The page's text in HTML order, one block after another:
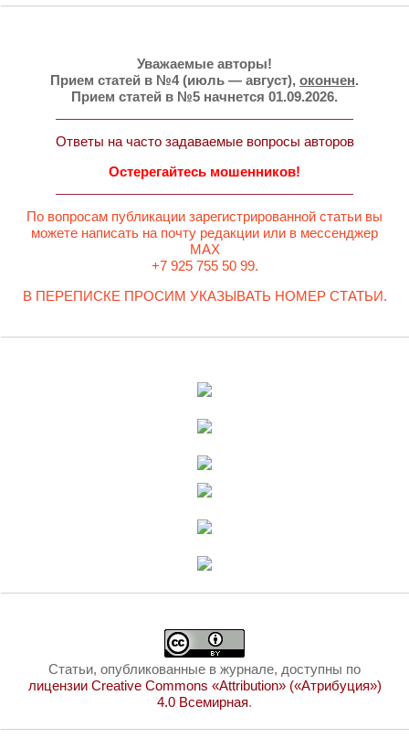
Уважаемые авторы!
Прием статей в №4 (июль — август), окончен.
Прием статей в №5 начнется 01.09.2026.
Ответы на часто задаваемые вопросы авторов
Остерегайтесь мошенников!
По вопросам публикации зарегистрированной статьи вы
можете написать на почту редакции или в мессенджер
MAX
+7 925 755 50 99.
В ПЕРЕПИСКЕ ПРОСИМ УКАЗЫВАТЬ НОМЕР СТАТЬИ.
Статьи, опубликованные в журнале, доступны по
лицензии Creative Commons «Attribution» («Атрибуция»)
4.0 Всемирная.